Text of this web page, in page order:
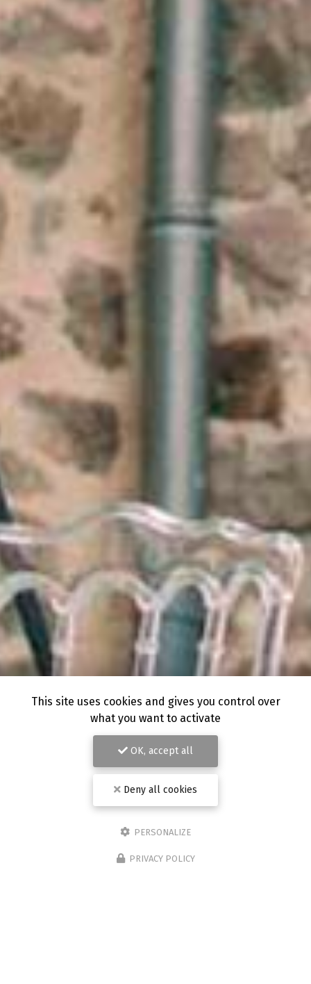
This site uses cookies and gives you control over
what you want to activate
OK, accept all
Deny all cookies
PERSONALIZE
PRIVACY POLICY